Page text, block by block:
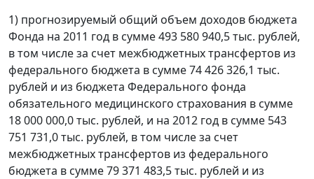
1) прогнозируемый общий объем доходов бюджета
Фонда на 2011 год в сумме 493 580 940,5 тыс. рублей,
в том числе за счет межбюджетных трансфертов из
федерального бюджета в сумме 74 426 326,1 тыс.
рублей и из бюджета Федерального фонда
обязательного медицинского страхования в сумме
18 000 000,0 тыс. рублей, и на 2012 год в сумме 543
751 731,0 тыс. рублей, в том числе за счет
межбюджетных трансфертов из федерального
бюджета в сумме 79 371 483,5 тыс. рублей и из